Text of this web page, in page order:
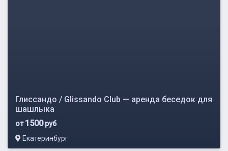
Глиссандо / Glissando Club — аренда беседок для
шашлыка
от1500руб
Екатеринбург